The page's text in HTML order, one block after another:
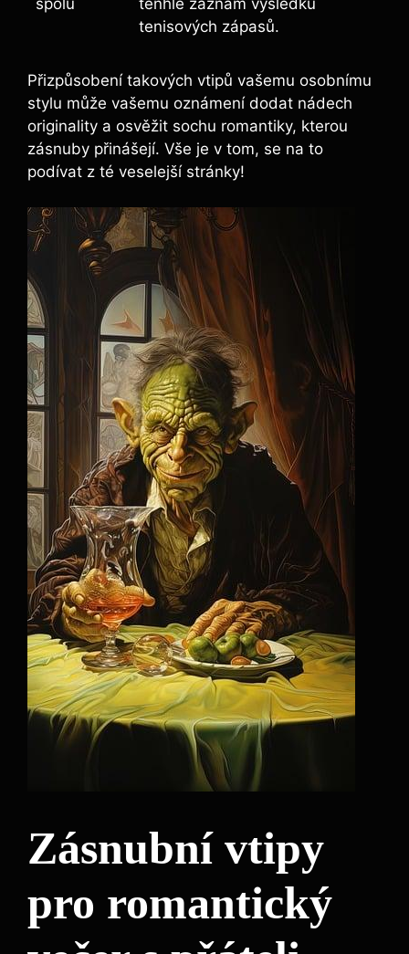
tenisových zápasů.
Přizpůsobení takových vtipů vašemu osobnímu
stylu může vašemu oznámení dodat nádech
originality a osvěžit sochu romantiky, kterou
zásnuby přinášejí. Vše je v tom, se na to
podívat z té veselejší stránky!
Zásnubní vtipy
pro romantický